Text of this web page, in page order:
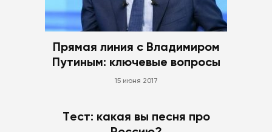
Прямая линия с Владимиром
Путиным: ключевые вопросы
15 июня 2017
Тест: какая вы песня про